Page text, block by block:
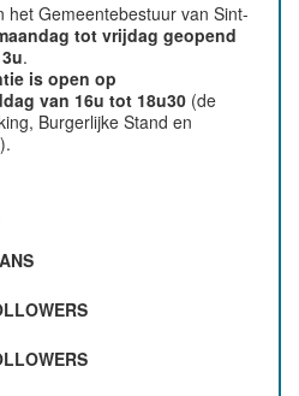
het Gemeentebestuur van Sint-
tot vrijdag geopend
.
is open op
van 16u tot 18u30 (de
Burgerlijke Stand en